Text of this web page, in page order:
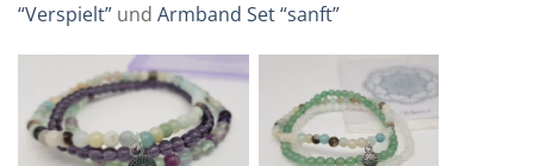
“Verspielt” und Armband Set “sanft”